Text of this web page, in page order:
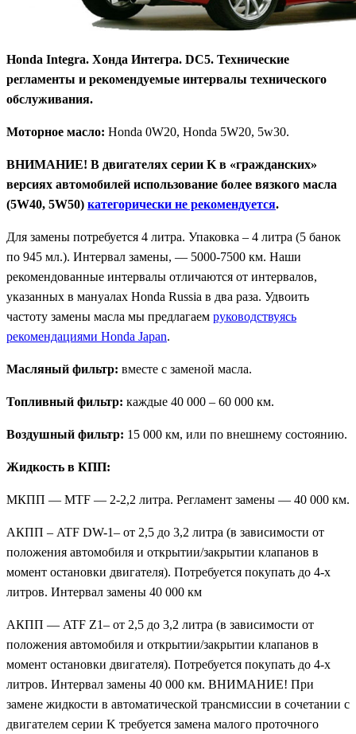
Honda Integra. Хонда Интегра. DC5. Технические
регламенты и рекомендуемые интервалы технического
обслуживания.
Моторное масло: Honda 0W20, Honda 5W20, 5w30.
ВНИМАНИЕ! В двигателях серии K в «гражданских»
версиях автомобилей использование более вязкого масла
(5W40, 5W50) категорически не рекомендуется.
Для замены потребуется 4 литра. Упаковка – 4 литра (5 банок
по 945 мл.). Интервал замены, — 5000-7500 км. Наши
рекомендованные интервалы отличаются от интервалов,
указанных в мануалах Honda Russia в два раза. Удвоить
частоту замены масла мы предлагаем руководствуясь
рекомендациями Honda Japan.
Масляный фильтр: вместе с заменой масла.
Топливный фильтр: каждые 40 000 – 60 000 км.
Воздушный фильтр: 15 000 км, или по внешнему состоянию.
Жидкость в КПП:
МКПП — MTF — 2-2,2 литра. Регламент замены — 40 000 км.
АКПП – ATF DW-1– от 2,5 до 3,2 литра (в зависимости от
положения автомобиля и открытии/закрытии клапанов в
момент остановки двигателя). Потребуется покупать до 4-х
литров. Интервал замены 40 000 км
АКПП — ATF Z1– от 2,5 до 3,2 литра (в зависимости от
положения автомобиля и открытии/закрытии клапанов в
момент остановки двигателя). Потребуется покупать до 4-х
литров. Интервал замены 40 000 км. ВНИМАНИЕ! При
замене жидкости в автоматической трансмиссии в сочетании с
двигателем серии K требуется замена малого проточного